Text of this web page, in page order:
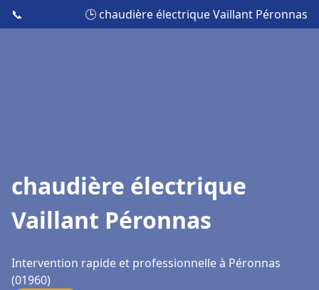
📞 🕒 chaudière électrique Vaillant Péronnas
chaudière électrique
Vaillant Péronnas
Intervention rapide et professionnelle à Péronnas
(01960)